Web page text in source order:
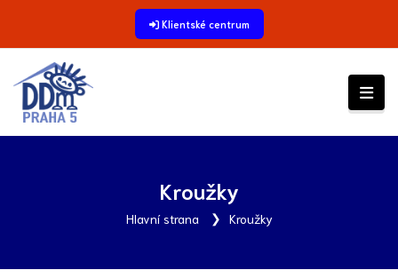
Klientské centrum
Kroužky
Hlavní strana Kroužky